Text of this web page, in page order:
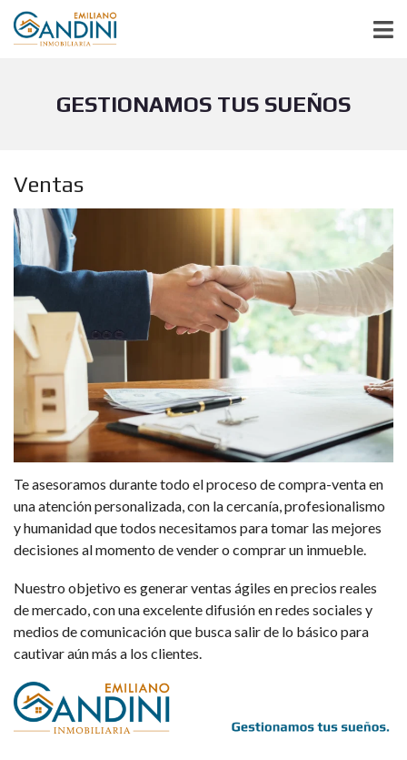
GESTIONAMOS TUS SUEÑOS
Ventas
Te asesoramos durante todo el proceso de compra-venta en
una atención personalizada, con la cercanía, profesionalismo
y humanidad que todos necesitamos para tomar las mejores
decisiones al momento de vender o comprar un inmueble.
Nuestro objetivo es generar ventas ágiles en precios reales
de mercado, con una excelente difusión en redes sociales y
medios de comunicación que busca salir de lo básico para
cautivar aún más a los clientes.